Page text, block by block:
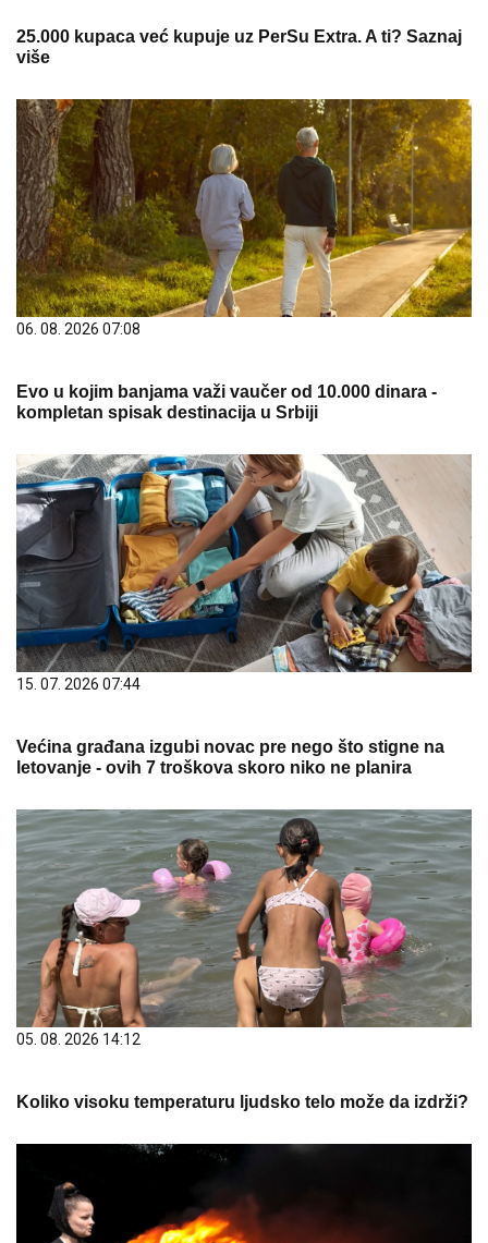
25.000 kupaca već kupuje uz PerSu Extra. A ti? Saznaj
više
06. 08. 2026 07:08
Evo u kojim banjama važi vaučer od 10.000 dinara -
kompletan spisak destinacija u Srbiji
15. 07. 2026 07:44
Većina građana izgubi novac pre nego što stigne na
letovanje - ovih 7 troškova skoro niko ne planira
05. 08. 2026 14:12
Koliko visoku temperaturu ljudsko telo može da izdrži?